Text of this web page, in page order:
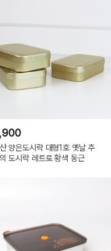
양은도시락 대형1호 옛날 추
도시락 레트로 황색 둥근